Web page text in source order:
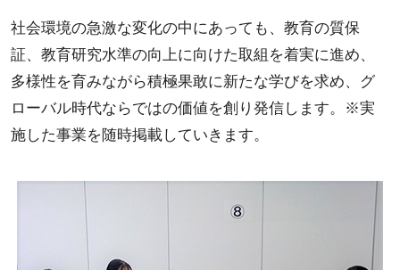
社会環境の急激な変化の中にあっても、教育の質保
証、教育研究水準の向上に向けた取組を着実に進め、
多様性を育みながら積極果敢に新たな学びを求め、グ
ローバル時代ならではの価値を創り発信します。※実
施した事業を随時掲載していきます。